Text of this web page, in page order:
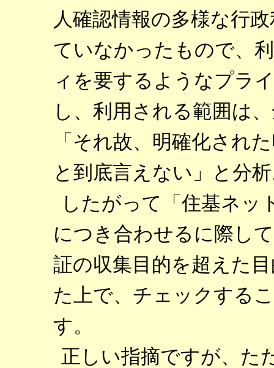
人確認情報の多様な行
ていなかったもので、
ィを要するようなプラ
し、利用される範囲は
「それ故、明確化され
と到底言えない」と分
したがって「住基ネッ
につき合わせるに際し
証の収集目的を超えた
た上で、チェックする
す。
正しい指摘ですが、た